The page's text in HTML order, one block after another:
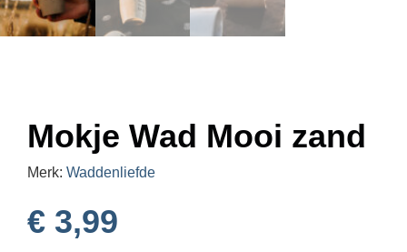
Mokje Wad Mooi zand
Merk: Waddenliefde
€ 3,99